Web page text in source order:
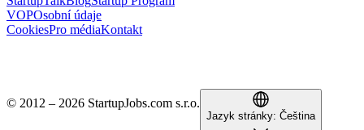
VOPOsobní údaje
CookiesPro médiaKontakt
© 2012 – 2026 StartupJobs.com s.r.o.
Jazyk stránky: Čeština